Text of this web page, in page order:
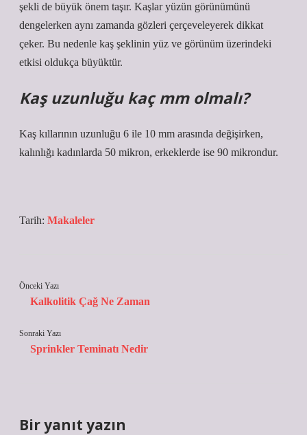
şekli de büyük önem taşır. Kaşlar yüzün görünümünü
dengelerken aynı zamanda gözleri çerçeveleyerek dikkat
çeker. Bu nedenle kaş şeklinin yüz ve görünüm üzerindeki
etkisi oldukça büyüktür.
Kaş uzunluğu kaç mm olmalı?
Kaş kıllarının uzunluğu 6 ile 10 mm arasında değişirken,
kalınlığı kadınlarda 50 mikron, erkeklerde ise 90 mikrondur.
Tarih: Makaleler
Önceki Yazı
Kalkolitik Çağ Ne Zaman
Sonraki Yazı
Sprinkler Teminatı Nedir
Bir yanıt yazın